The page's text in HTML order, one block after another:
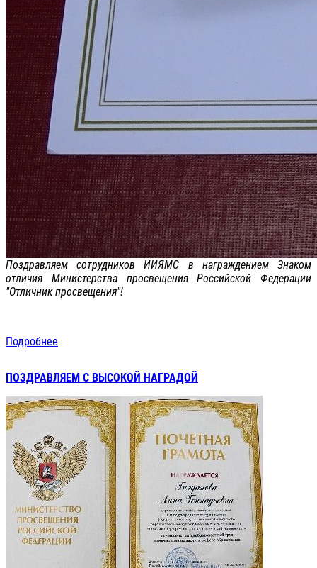
Поздравляем сотрудников ИИЯМС в награждением Знаком
отличия Министерства просвещения Российской Федерации
"Отличник просвещения"!
Подробнее
ПОЗДРАВЛЯЕМ С ВЫСОКОЙ НАГРАДОЙ